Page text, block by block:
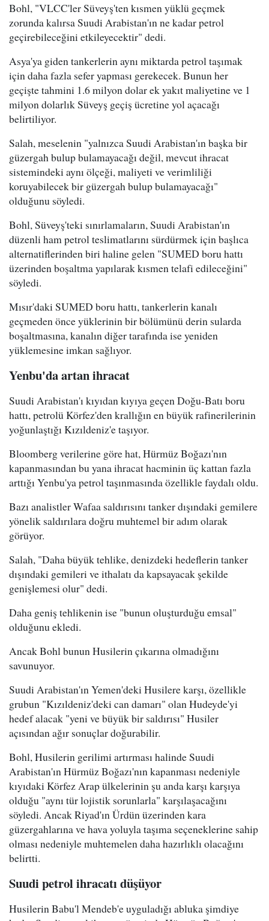
Bohl, "VLCC'ler Süveyş'ten kısmen yüklü geçmek
zorunda kalırsa Suudi Arabistan'ın ne kadar petrol
geçirebileceğini etkileyecektir" dedi.
Asya'ya giden tankerlerin aynı miktarda petrol taşımak
için daha fazla sefer yapması gerekecek. Bunun her
geçişte tahmini 1.6 milyon dolar ek yakıt maliyetine ve 1
milyon dolarlık Süveyş geçiş ücretine yol açacağı
belirtiliyor.
Salah, meselenin "yalnızca Suudi Arabistan'ın başka bir
güzergah bulup bulamayacağı değil, mevcut ihracat
sistemindeki aynı ölçeği, maliyeti ve verimliliği
koruyabilecek bir güzergah bulup bulamayacağı"
olduğunu söyledi.
Bohl, Süveyş'teki sınırlamaların, Suudi Arabistan'ın
düzenli ham petrol teslimatlarını sürdürmek için başlıca
alternatiflerinden biri haline gelen "SUMED boru hattı
üzerinden boşaltma yapılarak kısmen telafi edileceğini"
söyledi.
Mısır'daki SUMED boru hattı, tankerlerin kanalı
geçmeden önce yüklerinin bir bölümünü derin sularda
boşaltmasına, kanalın diğer tarafında ise yeniden
yüklemesine imkan sağlıyor.
Yenbu'da artan ihracat
Suudi Arabistan'ı kıyıdan kıyıya geçen Doğu-Batı boru
hattı, petrolü Körfez'den krallığın en büyük rafinerilerinin
yoğunlaştığı Kızıldeniz'e taşıyor.
Bloomberg verilerine göre hat, Hürmüz Boğazı'nın
kapanmasından bu yana ihracat hacminin üç kattan fazla
arttığı Yenbu'ya petrol taşınmasında özellikle faydalı oldu.
Bazı analistler Wafaa saldırısını tanker dışındaki gemilere
yönelik saldırılara doğru muhtemel bir adım olarak
görüyor.
Salah, "Daha büyük tehlike, denizdeki hedeflerin tanker
dışındaki gemileri ve ithalatı da kapsayacak şekilde
genişlemesi olur" dedi.
Daha geniş tehlikenin ise "bunun oluşturduğu emsal"
olduğunu ekledi.
Ancak Bohl bunun Husilerin çıkarına olmadığını
savunuyor.
Suudi Arabistan'ın Yemen'deki Husilere karşı, özellikle
grubun "Kızıldeniz'deki can damarı" olan Hudeyde'yi
hedef alacak "yeni ve büyük bir saldırısı" Husiler
açısından ağır sonuçlar doğurabilir.
Bohl, Husilerin gerilimi artırması halinde Suudi
Arabistan'ın Hürmüz Boğazı'nın kapanması nedeniyle
kıyıdaki Körfez Arap ülkelerinin şu anda karşı karşıya
olduğu "aynı tür lojistik sorunlarla" karşılaşacağını
söyledi. Ancak Riyad'ın Ürdün üzerinden kara
güzergahlarına ve hava yoluyla taşıma seçeneklerine sahip
olması nedeniyle muhtemelen daha hazırlıklı olacağını
belirtti.
Suudi petrol ihracatı düşüyor
Husilerin Babu'l Mendeb'e uyguladığı abluka şimdiye